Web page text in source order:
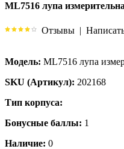
ML7516 лупа
Отзывы |
Модель: ML7516 лупа
SKU (Артикул): 202168
Тип корпуса:
Бонусные баллы: 1
Наличие: 0